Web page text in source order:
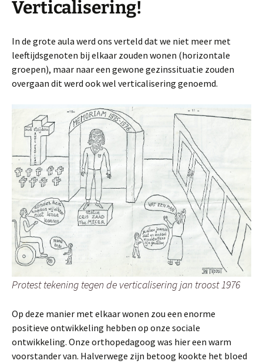
Verticalisering!
In de grote aula werd ons verteld dat we niet meer met
leeftijdsgenoten bij elkaar zouden wonen (horizontale
groepen), maar naar een gewone gezinssituatie zouden
overgaan dit werd ook wel verticalisering genoemd.
Protest tekening tegen de verticalisering jan troost 1976
Op deze manier met elkaar wonen zou een enorme
positieve ontwikkeling hebben op onze sociale
ontwikkeling. Onze orthopedagoog was hier een warm
voorstander van. Halverwege zijn betoog kookte het bloed